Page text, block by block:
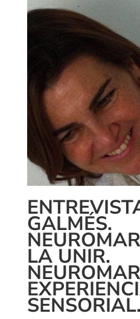
GALMÉS.
LA UNIR.
SENSORIAL.